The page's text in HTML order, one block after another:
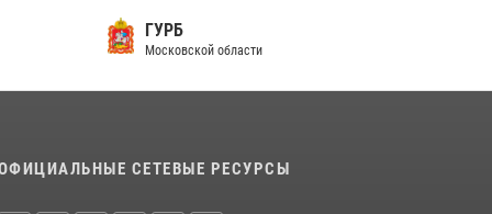
ГУРБ
Московской области
СЕТЕВЫЕ РЕСУРСЫ